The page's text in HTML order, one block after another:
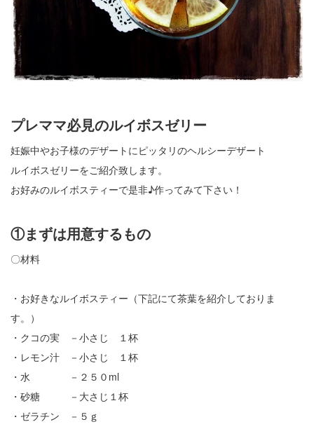
プレママ必見のルイボスゼリー
妊娠中やお子様のデザートにピッタリのヘルシーデザート
ルイボスゼリーをご紹介致します。
お好みのルイボスティーで是非♪作ってみて下さい！
①まずは用意するもの
〇材料
・お好きなルイボスティー（下記にて茶葉を紹介しておりま
す。）
・クコの実 －小さじ １杯
・レモン汁 －小さじ １杯
・水 －２５０ml
・砂糖 －大さじ１杯
・ゼラチン －５ｇ